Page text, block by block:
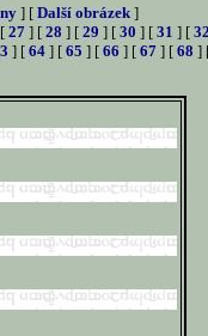
] [ Další obrázek ]
27 ] [ 28 ] [ 29 ] [ 30 ] [ 31 ] [ 32
] [ 64] [ 65 ] [ 66 ] [ 67] [ 68 ]